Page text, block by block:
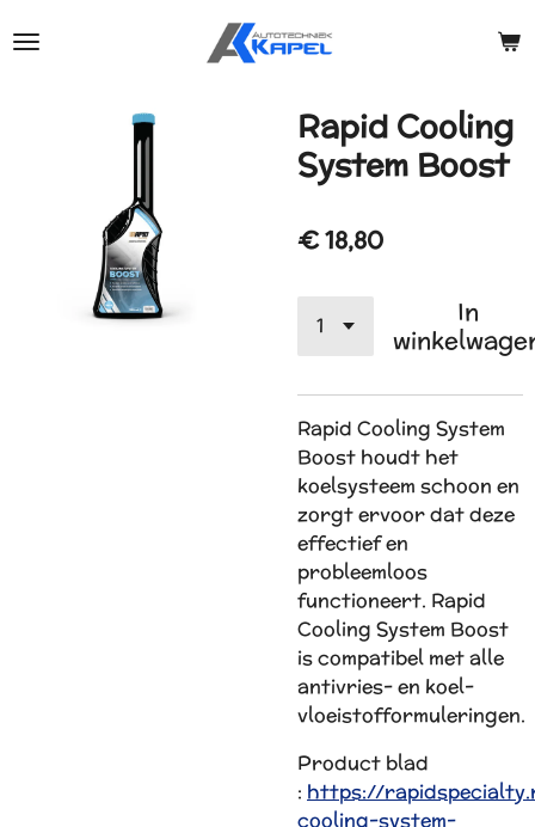
direct
Rapid Cooling
System Boost
€ 18,80
In
Rapid Cooling System
Boost houdt het
koelsysteem schoon en
zorgt ervoor dat deze
effectief en
probleemloos
functioneert. Rapid
Cooling System Boost
is compatibel met alle
antivries- en koel-
vloeistofformuleringen.
Product blad
: https://
cooling-system-